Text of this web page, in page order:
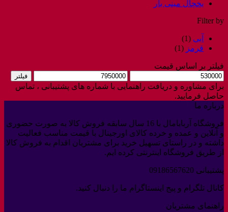
یخچال مینی بار
Filter by
آبی (1)
قرمز (1)
فیلتر بر اساس قیمت
حداقل
قیمت
حداکثر
قیمت
فیلتر
برای مشاوره و دریافت راهنمایی با شماره های پشتیبانی ، تماس
حاصل فرمایید.
درباره ما
فروشگاه آربابامال با 16 سال سابقه فروش کالا به صورت حضوری
و آنلاین و عمده و خرده کالای اورجینال با قیمت مناسب فعالیت
داشته و در راستای تسهیل خرید برای مشتریان اقدام به فروش کالا
از طریق فروشگاه اینترنتی کرده ایم.
پشتیبانی 09186567620
کانال تلگرام و پیج اینستاگرام ما را دنبال کنید.
راهنمای مشتریان